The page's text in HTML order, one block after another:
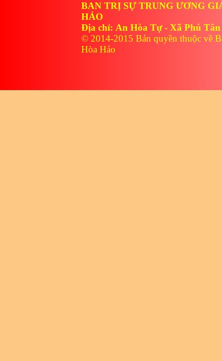
BAN TRỊ SỰ TRUNG ƯƠNG
HẢO
Địa chỉ: An Hòa Tự - Xã Phú
© 2014-2015 Bản quyền thuộc về
Hòa Hảo